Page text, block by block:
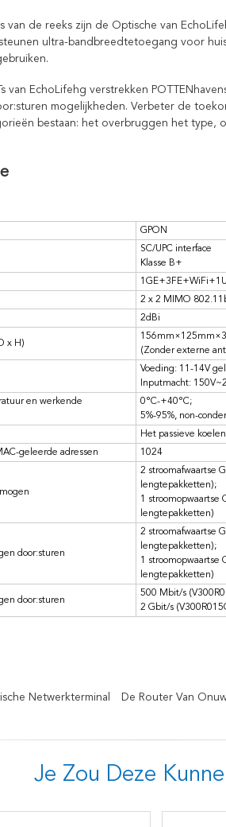
van de reeks zijn de Optische van
ultra-bandbreedtetoegang voor
van EchoLifehg verstrekken
mogelijkheden. Verbeter de
bestaan: het overbruggen het type,
GPON
SC/UPC interface
Klasse B+
2 x 2 MIMO
2dBi
x H)
(Zonder externe
Voeding: 11-14V
Inputmacht:
en werkende
0°C-+40°C;
5%-95%, non-
Het passieve koelen
geleerde adressen
1024
2 stroomafwaartse
lengtepakketten);
1 stroomopwaartse
lengtepakketten)
door:sturen
2 stroomafwaartse
lengtepakketten);
1 stroomopwaartse
lengtepakketten)
door:sturen
500 Mbit/s
2 Gbit/s
Netwerkterminal De Router Van
Je Zou Deze